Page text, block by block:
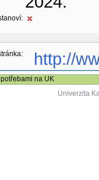
http://
na UK
Univerzita